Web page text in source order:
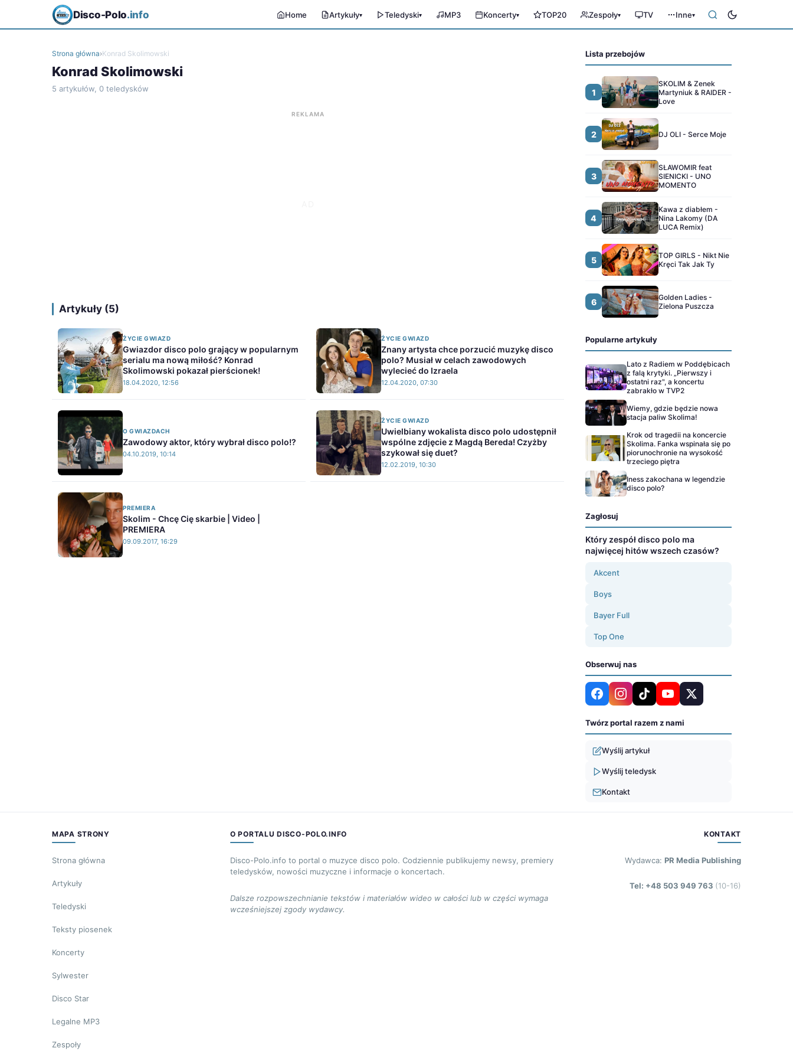
Disco-Polo.info Home Artykuły▾ Teledyski▾ MP3 Koncerty▾ TOP20 Zespoły▾ TV Inne▾
Strona główna›Konrad Skolimowski
Konrad Skolimowski
5 artykułów, 0 teledysków
REKLAMA
Artykuły (5)
ŻYCIE GWIAZD
Gwiazdor disco polo grający w popularnym
serialu ma nową miłość? Konrad
Skolimowski pokazał pierścionek!
18.04.2020, 12:56
ŻYCIE GWIAZD
Znany artysta chce porzucić muzykę disco
polo? Musiał w celach zawodowych
wylecieć do Izraela
12.04.2020, 07:30
O GWIAZDACH
Zawodowy aktor, który wybrał disco polo!?
04.10.2019, 10:14
ŻYCIE GWIAZD
Uwielbiany wokalista disco polo udostępnił
wspólne zdjęcie z Magdą Bereda! Czyżby
szykował się duet?
12.02.2019, 10:30
PREMIERA
Skolim - Chcę Cię skarbie | Video |
PREMIERA
09.09.2017, 16:29
Lista przebojów
1
SKOLIM & Zenek
Martyniuk & RAIDER -
Love
2 DJ OLI - Serce Moje
3
SŁAWOMIR feat
SIENICKI - UNO
MOMENTO
4
Kawa z diabłem -
Nina Lakomy (DA
LUCA Remix)
5
TOP GIRLS - Nikt Nie
Kręci Tak Jak Ty
6
Golden Ladies -
Zielona Puszcza
Popularne artykuły
Lato z Radiem w Poddębicach
z falą krytyki. „Pierwszy i
ostatni raz", a koncertu
zabrakło w TVP2
Wiemy, gdzie będzie nowa
stacja paliw Skolima!
Krok od tragedii na koncercie
Skolima. Fanka wspinała się po
piorunochronie na wysokość
trzeciego piętra
Iness zakochana w legendzie
disco polo?
Zagłosuj
Który zespół disco polo ma
najwięcej hitów wszech czasów?
Akcent
Boys
Bayer Full
Top One
Obserwuj nas
Twórz portal razem z nami
Wyślij artykuł
Wyślij teledysk
Kontakt
MAPA STRONY
Strona główna
Artykuły
Teledyski
Teksty piosenek
Koncerty
Sylwester
Disco Star
Legalne MP3
Zespoły
O PORTALU DISCO-POLO.INFO
Disco-Polo.info to portal o muzyce disco polo. Codziennie publikujemy newsy, premiery
teledysków, nowości muzyczne i informacje o koncertach.
Dalsze rozpowszechnianie tekstów i materiałów wideo w całości lub w części wymaga
wcześniejszej zgody wydawcy.
KONTAKT
Wydawca: PR Media Publishing
Tel: +48 503 949 763 (10-16)